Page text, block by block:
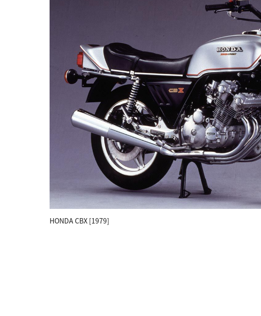
HONDA CBX [1979]